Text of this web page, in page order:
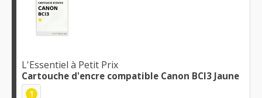
L'Essentiel à Petit Prix
Cartouche d'encre compatible Canon BCI3 Jaune
1